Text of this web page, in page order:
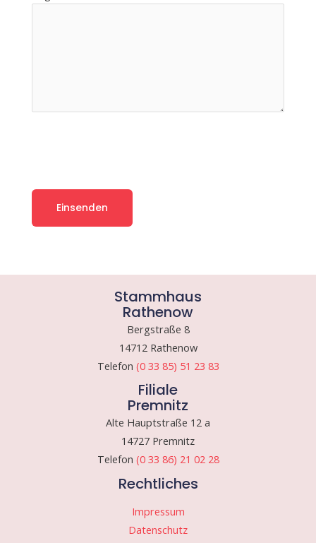
Stammhaus
Rathenow
Bergstraße 8
14712 Rathenow
Telefon (0 33 85) 51 23 83
Filiale
Premnitz
Alte Hauptstraße 12 a
14727 Premnitz
Telefon (0 33 86) 21 02 28
Rechtliches
Impressum
Datenschutz